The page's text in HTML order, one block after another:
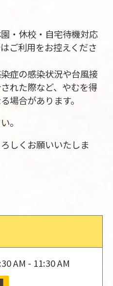
・休校・自宅待機対応
ご利用をお控えくださ
症の感染状況や台風接
れた際など、やむを得
場合があります。
。
しくお願いいたしま
AM - 11:30 AM